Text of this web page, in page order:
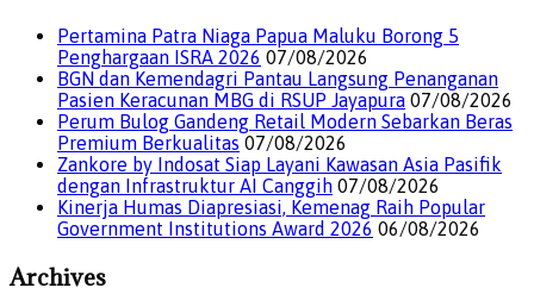
Pertamina Patra Niaga Papua Maluku Borong 5
Penghargaan ISRA 2026 07/08/2026
BGN dan Kemendagri Pantau Langsung Penanganan
Pasien Keracunan MBG di RSUP Jayapura 07/08/2026
Perum Bulog Gandeng Retail Modern Sebarkan Beras
Premium Berkualitas 07/08/2026
Zankore by Indosat Siap Layani Kawasan Asia Pasifik
dengan Infrastruktur AI Canggih 07/08/2026
Kinerja Humas Diapresiasi, Kemenag Raih Popular
Government Institutions Award 2026 06/08/2026
Archives